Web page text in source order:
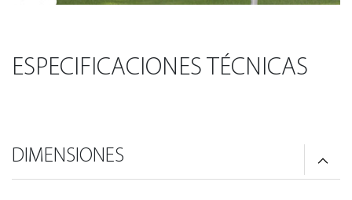
ESPECIFICACIONES TÉCNICAS
DIMENSIONES